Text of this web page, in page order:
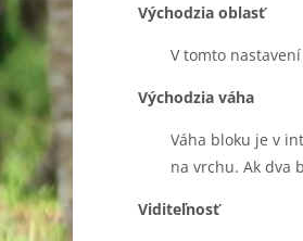
Východzia oblasť
V tomto
Východzia váha
Váha bloku je v
na vrchu. Ak dva
Viditeľnosť